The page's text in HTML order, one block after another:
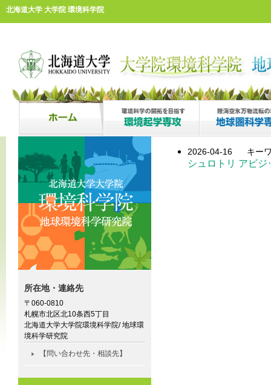
北海道大学 大学院 環境科学院
2026-04-16 キー
シュロトリ アビジ
所在地・連絡先
〒060-0810
札幌市北区北10条西5丁目
北海道大学大学院環境科学院/ 地球環
境科学研究院
【問い合わせ先・相談先】